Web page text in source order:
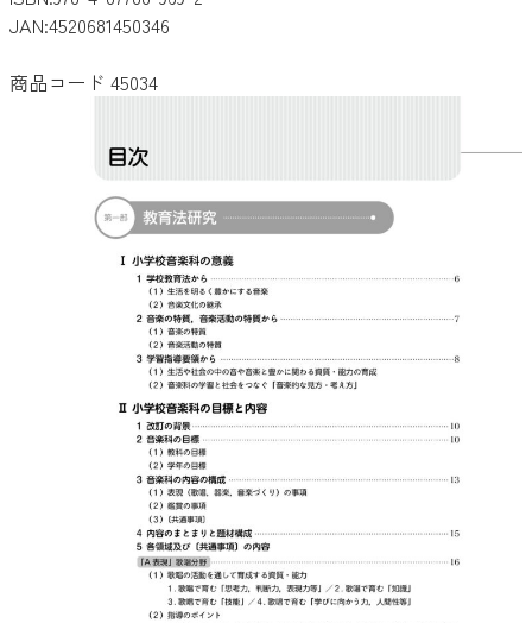
JAN:4520681450346
商品コード 45034